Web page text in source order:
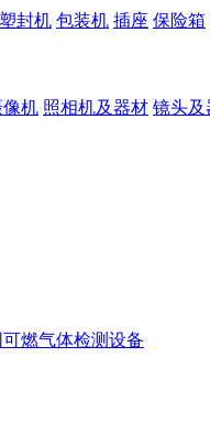
塑封机 包装机 插座 保险箱
机 照相机及器材 镜头及
燃气体检测设备